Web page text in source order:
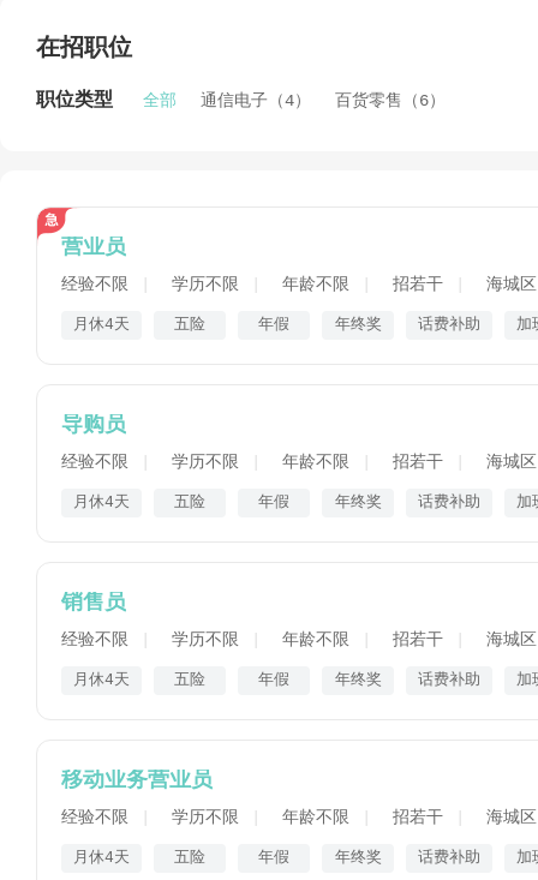
在招职位
职位类型 全部 通信电子（4） 百货零售（6）
营业员
经验不限 学历不限 年龄不限 招若干 海城区
月休4天 五险 年假 年终奖 话费补助 加
导购员
经验不限 学历不限 年龄不限 招若干 海城区
月休4天 五险 年假 年终奖 话费补助 加
销售员
经验不限 学历不限 年龄不限 招若干 海城区
月休4天 五险 年假 年终奖 话费补助 加
移动业务营业员
经验不限 学历不限 年龄不限 招若干 海城区
月休4天 五险 年假 年终奖 话费补助 加